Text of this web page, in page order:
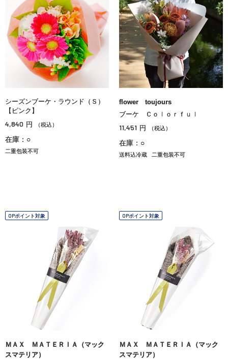
シーズンブーケ・ラウンド（Ｓ）
【ピンク】
4,840 円 （税込）
在庫：○
二重包装不可
flower toujours
ブーケ Ｃｏｌｏｒｆｕｌ
11,451 円 （税込）
在庫：○
送料込冷蔵 二重包装不可
OPポイント対象
ＭＡＸ ＭＡＴＥＲＩＡ（マック
スマテリア）
OPポイント対象
ＭＡＸ ＭＡＴＥＲＩＡ（マック
スマテリア）